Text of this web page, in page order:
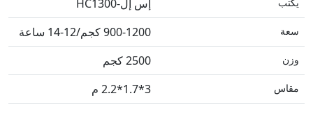
إس إل-HC1300
سعة 900-1200 كجم/12-14 ساعة
وزن 2500 كجم
مقاس 3*1.7*2.2 م